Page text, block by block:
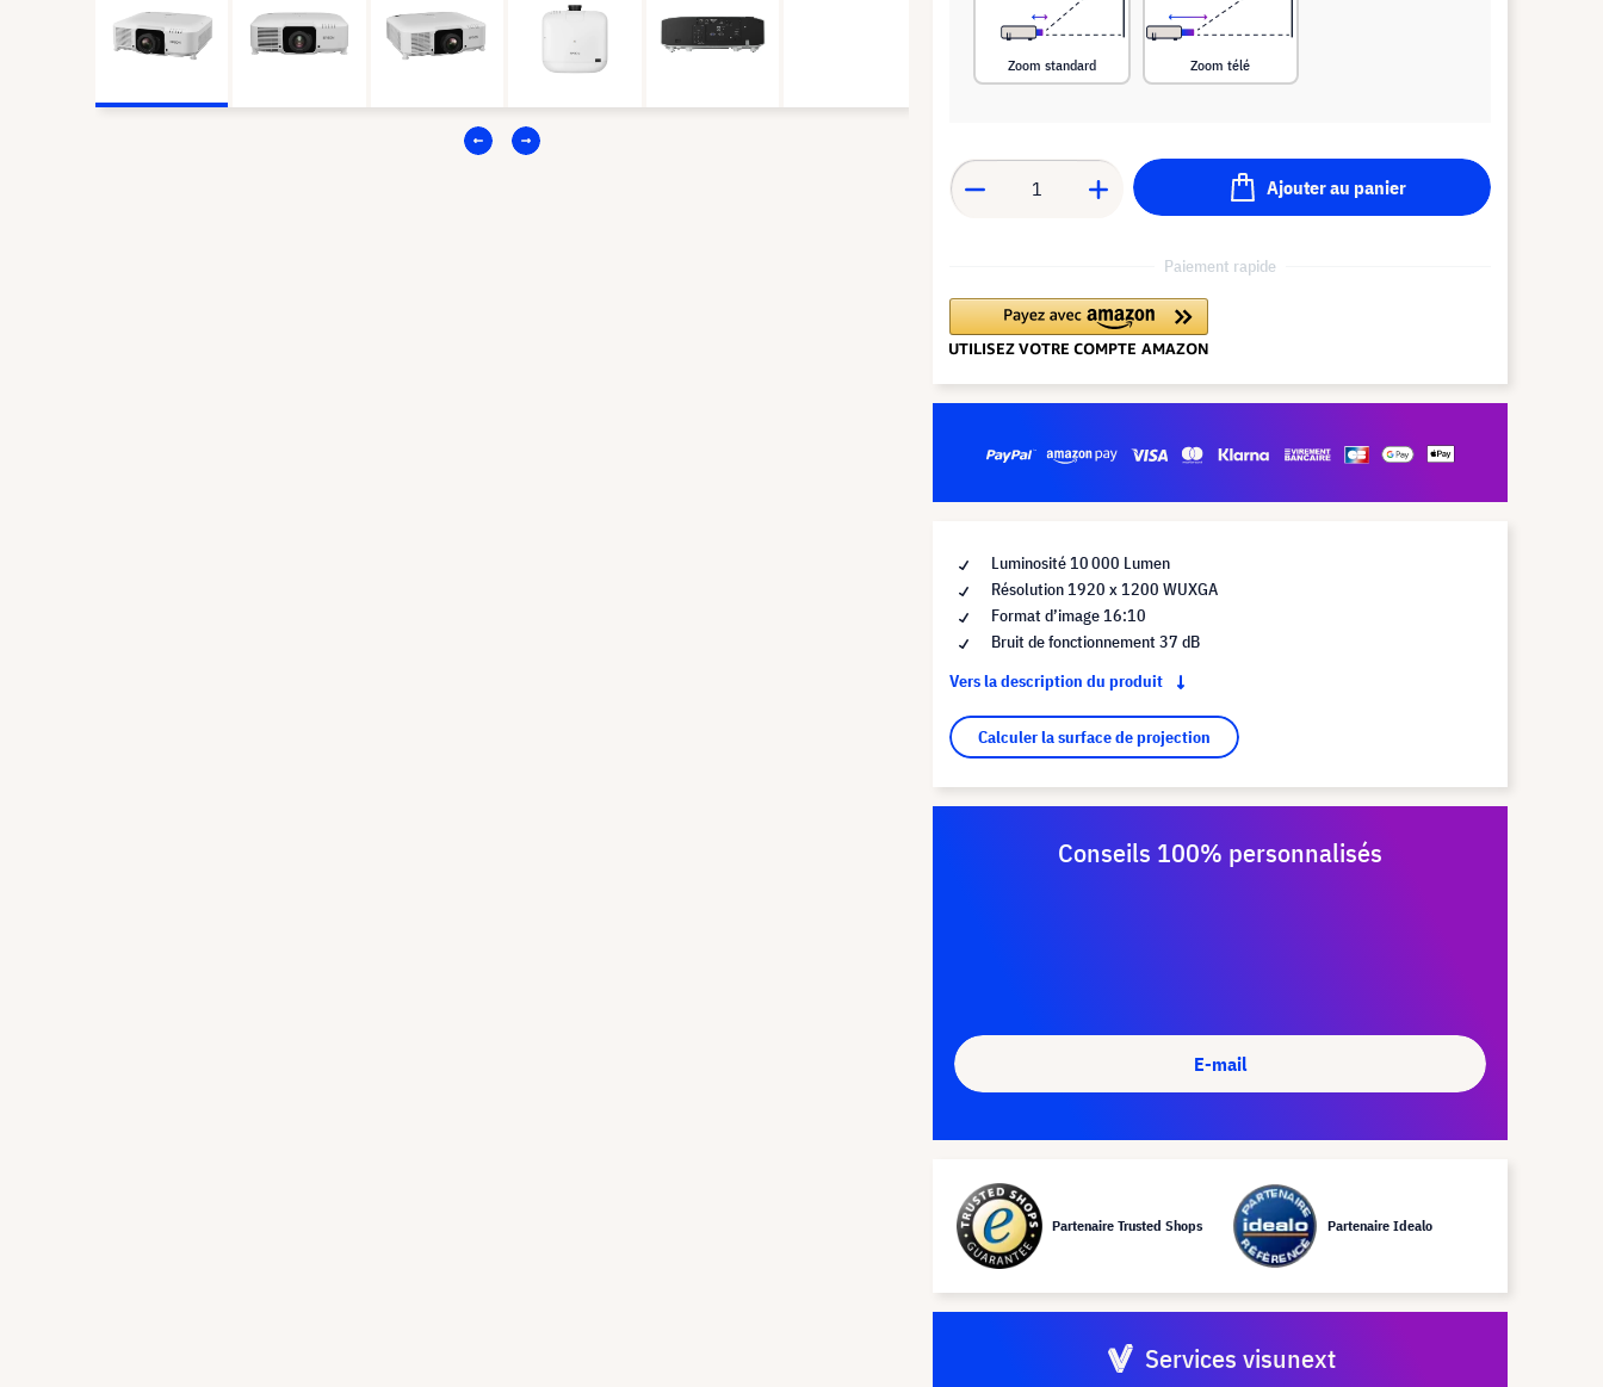
Zoom standard Zoom télé
Ajouter au panier
Paiement rapide
Luminosité 10 000 Lumen
Résolution 1920 x 1200 WUXGA
Format d’image 16:10
Bruit de fonctionnement 37 dB
Vers la description du produit
Calculer la surface de projection
Conseils 100% personnalisés
E-mail
Partenaire Trusted Shops Partenaire Idealo
Services visunext